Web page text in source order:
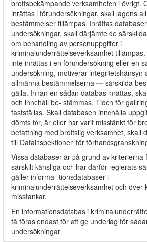
brottsbekämpande verksamheten i övrigt.
inrättas i förundersökningar, skall lagens
bestämmelser tillämpas. Inrättas
undersökningar, skall därjämte de
om behandling av personuppgifter i
kriminalunderrättelseverksamhet
inte inrättas i en förundersökning eller en
undersökning, motiverar integritetshänsyn
allmänna bestämmelserna — särskilda
gälla. Innan en sådan databas inrättas,
och innehåll be- stämmas. Tiden för
fastställas. Skall databasen innehålla
dömts för, är eller har varit misstänkt för
befattning med brottslig verksamhet, skall
till Datainspektionen för
Vissa databaser är på grund av kriterierna
särskilt känsliga och har därför reglerats
gäller informa- tionsdatabaser i
kriminalunderrättelseverksamhet och över
misstankar.
En informationsdatabas i
få föras endast för att ge underlag för
undersökningar